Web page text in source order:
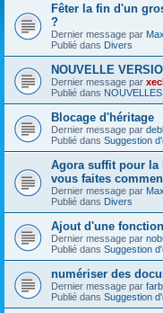
Fêter la fin d'un
?
Dernier message par
Publié dans Divers
NOUVELLE
Dernier message par
Publié dans
Blocage d'héritage
Dernier message par
Publié dans Suggestion
Agora suffit pour la
vous faites
Dernier message par
Publié dans Divers
Ajout d'une
Dernier message par
Publié dans Suggestion
numériser des
Dernier message par
Publié dans Suggestion